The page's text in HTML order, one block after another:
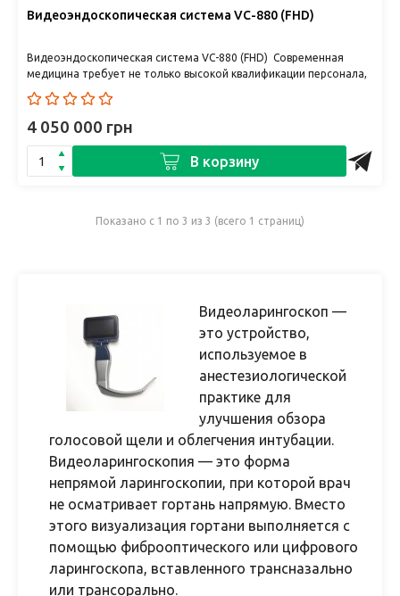
Видеоэндоскопическая система VC-880 (FHD)
Видеоэндоскопическая система VC-880 (FHD) Современная
медицина требует не только высокой квалификации персонала,
но и при..
4 050 000 грн
В корзину
Показано с 1 по 3 из 3 (всего 1 страниц)
Видеоларингоскоп —
это устройство,
используемое в
анестезиологической
практике для
улучшения обзора
голосовой щели и облегчения интубации.
Видеоларингоскопия — это форма
непрямой ларингоскопии, при которой врач
не осматривает гортань напрямую. Вместо
этого визуализация гортани выполняется с
помощью фиброоптического или цифрового
ларингоскопа, вставленного трансназально
или трансорально.